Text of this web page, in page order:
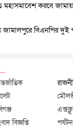
করবে
জামালপুরে বিএনপির
বিজ্ঞপ্তি
পর্যটন